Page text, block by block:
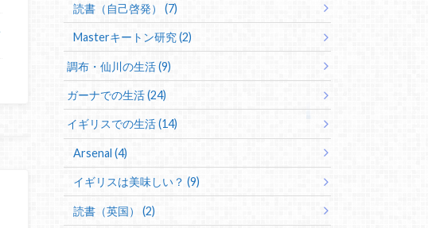
読書（自己啓発） (7)
Masterキートン研究 (2)
調布・仙川の生活 (9)
ガーナでの生活 (24)
イギリスでの生活 (14)
Arsenal (4)
イギリスは美味しい？ (9)
読書（英国） (2)